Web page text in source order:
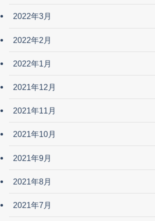
2022年3月
2022年2月
2022年1月
2021年12月
2021年11月
2021年10月
2021年9月
2021年8月
2021年7月